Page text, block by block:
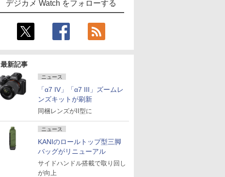
デジカメ Watch をフォローする
最新記事
ニュース
「α7 IV」「α7 III」ズームレ
ンズキットが刷新
同梱レンズがII型に
ニュース
KANIのロールトップ型三脚
バッグがリニューアル
サイドハンドル搭載で取り回し
が向上